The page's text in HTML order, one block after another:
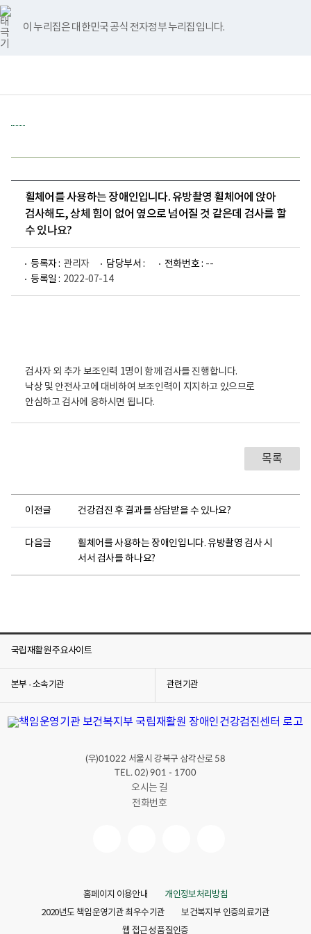
바
로
가
기
메
이 누리집은 대한민국 공식 전자정부 누리집입니다.
너
비
767px
이
하
복
부
국
립
재
장
인
건
검
메
홈
휠체어를 사용하는 장애인입니다. 유방촬영 휠체어에 앉아
검사해도, 상체 힘이 없어 옆으로 넘어질 것 같은데 검사를 할
수 있나요?
등록자 : 관리자 담당부서 : 전화번호 : --
등록일 : 2022-07-14
검사자 외 추가 보조인력 1명이 함께 검사를 진행합니다.
낙상 및 안전사고에 대비하여 보조인력이 지지하고 있으므로
안심하고 검사에 응하시면 됩니다.
목록
이전글 건강검진 후 결과를 상담받을 수 있나요?
다음글
휠체어를 사용하는 장애인입니다. 유방촬영 검사 시
서서 검사를 하나요?
국립재활원 주요사이트
본부 · 소속기관 관련기관
(우)01022 서울시 강북구 삼각산로 58
TEL. 02) 901 - 1700
오시는 길
전화번호
유
튜
브
블
로
그
인
스
타
그
램
페
이
스
북
홈페이지 이용안내
개인정보처리방침
2020년도 책임운영기관 최우수기관
보건복지부 인증의료기관
웹 접근성 품질인증